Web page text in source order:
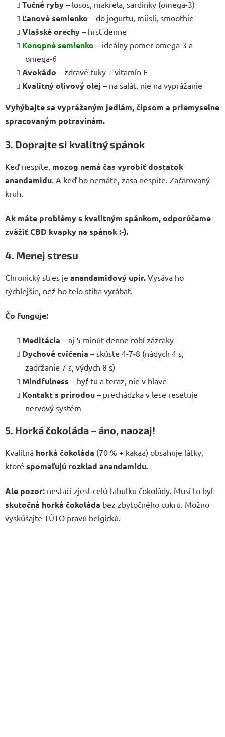
Tučné ryby – losos, makrela, sardinky (omega-3)
Ľanové semienko – do jogurtu, müsli, smoothie
Vlašské orechy – hrsť denne
Konopné semienko – ideálny pomer omega-3 a
omega-6
Avokádo – zdravé tuky + vitamín E
Kvalitný olivový olej – na šalát, nie na vyprážanie
Vyhýbajte sa vyprážaným jedlám, čipsom a priemyselne
spracovaným potravinám.
3. Doprajte si kvalitný spánok
Keď nespíte, mozog nemá čas vyrobiť dostatok
anandamidu. A keď ho nemáte, zasa nespíte. Začarovaný
kruh.
Ak máte problémy s kvalitným spánkom, odporúčame
zvážiť CBD kvapky na spánok :-).
4. Menej stresu
Chronický stres je anandamidový upír. Vysáva ho
rýchlejšie, než ho telo stíha vyrábať.
Čo funguje:
Meditácia – aj 5 minút denne robí zázraky
Dychové cvičenia – skúste 4-7-8 (nádych 4 s,
zadržanie 7 s, výdych 8 s)
Mindfulness – byť tu a teraz, nie v hlave
Kontakt s prírodou – prechádzka v lese resetuje
nervový systém
5. Horká čokoláda – áno, naozaj!
Kvalitná horká čokoláda (70 % + kakaa) obsahuje látky,
ktoré spomaľujú rozklad anandamidu.
Ale pozor: nestačí zjesť celú tabuľku čokolády. Musí to byť
skutočná horká čokoláda bez zbytočného cukru. Možno
vyskúšajte TÚTO pravú belgickú.